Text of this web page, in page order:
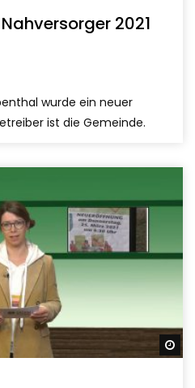
2021
wurde ein neuer
ist die Gemeinde.